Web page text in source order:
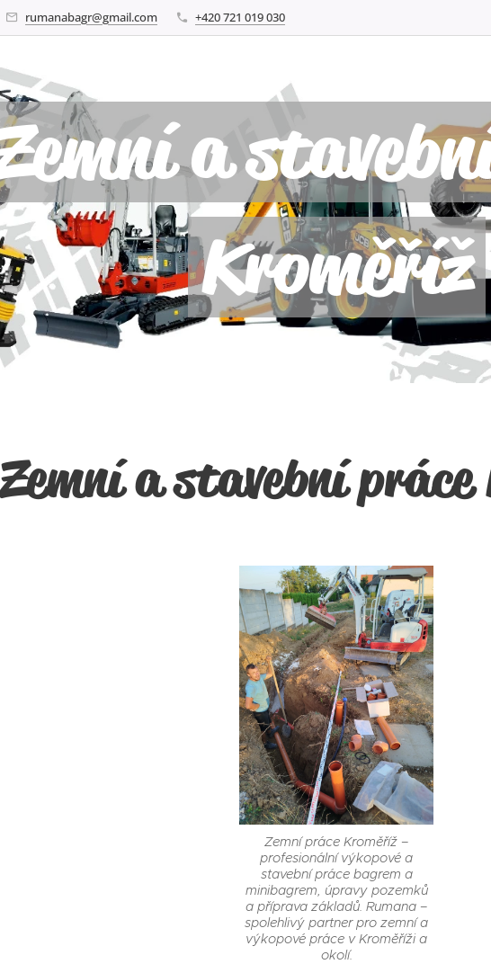
rumanabagr@gmail.com +420 721 019 030
a
Kroměříž
Zemní a stavební
Zemní práce Kroměříž –
profesionální výkopové a
stavební práce bagrem a
minibagrem, úpravy pozemků
a příprava základů. Rumana –
spolehlivý partner pro zemní a
výkopové práce v Kroměříži a
okolí.